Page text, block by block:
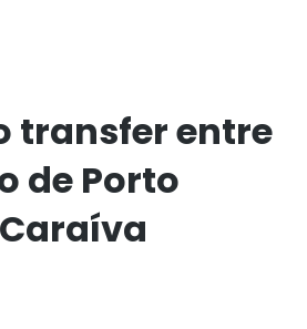
transfer entre
de Porto